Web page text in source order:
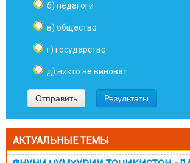
б) педагоги
в) общество
г) государство
д) никто не виноват
АКТУАЛЬНЫЕ ТЕМЫ